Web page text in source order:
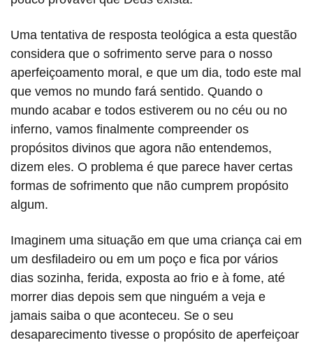
Uma tentativa de resposta teológica a esta questão
considera que o sofrimento serve para o nosso
aperfeiçoamento moral, e que um dia, todo este mal
que vemos no mundo fará sentido. Quando o
mundo acabar e todos estiverem ou no céu ou no
inferno, vamos finalmente compreender os
propósitos divinos que agora não entendemos,
dizem eles. O problema é que parece haver certas
formas de sofrimento que não cumprem propósito
algum.
Imaginem uma situação em que uma criança cai em
um desfiladeiro ou em um poço e fica por vários
dias sozinha, ferida, exposta ao frio e à fome, até
morrer dias depois sem que ninguém a veja e
jamais saiba o que aconteceu. Se o seu
desaparecimento tivesse o propósito de aperfeiçoar